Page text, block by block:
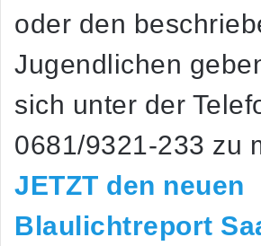
oder den
Jugendlichen
sich unter der
0681/9321-233 zu
JETZT den neuen
Blaulichtreport